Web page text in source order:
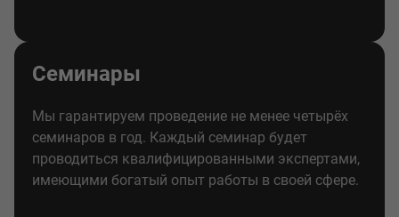
Семинары
Мы гарантируем проведение не менее четырёх
семинаров в год. Каждый семинар будет
проводиться квалифицированными экспертами,
имеющими богатый опыт работы в своей сфере.